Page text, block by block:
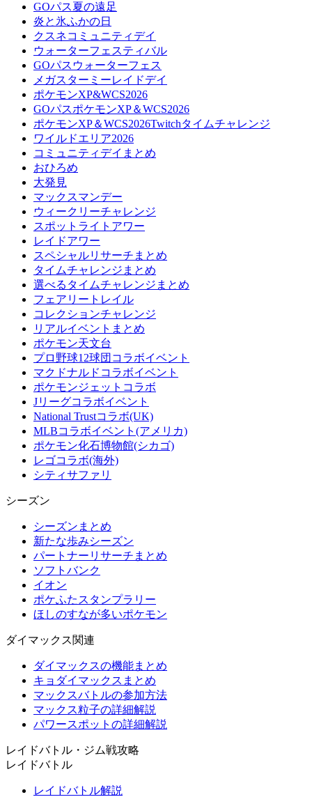
GOパス夏の遠足
炎と氷ふかの日
クスネコミュニティデイ
ウォーターフェスティバル
GOパスウォーターフェス
メガスターミーレイドデイ
ポケモンXP&WCS2026
GOパスポケモンXP＆WCS2026
ポケモンXP＆WCS2026Twitchタイムチャレンジ
ワイルドエリア2026
コミュニティデイまとめ
おひろめ
大発見
マックスマンデー
ウィークリーチャレンジ
スポットライトアワー
レイドアワー
スペシャルリサーチまとめ
タイムチャレンジまとめ
選べるタイムチャレンジまとめ
フェアリートレイル
コレクションチャレンジ
リアルイベントまとめ
ポケモン天文台
プロ野球12球団コラボイベント
マクドナルドコラボイベント
ポケモンジェットコラボ
Jリーグコラボイベント
National Trustコラボ(UK)
MLBコラボイベント(アメリカ)
ポケモン化石博物館(シカゴ)
レゴコラボ(海外)
シティサファリ
シーズン
シーズンまとめ
新たな歩みシーズン
パートナーリサーチまとめ
ソフトバンク
イオン
ポケふたスタンプラリー
ほしのすなが多いポケモン
ダイマックス関連
ダイマックスの機能まとめ
キョダイマックスまとめ
マックスバトルの参加方法
マックス粒子の詳細解説
パワースポットの詳細解説
レイドバトル・ジム戦攻略
レイドバトル
レイドバトル解説